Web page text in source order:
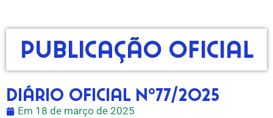
Publicação Oficial
Diário Oficial nº77/2025
Em 18 de março de 2025